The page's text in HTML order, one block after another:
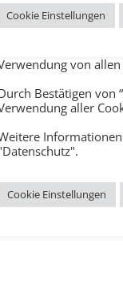
Cookie Einstellungen